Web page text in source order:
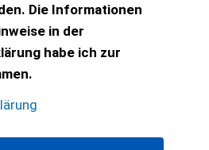
Die Informationen
in der
habe ich zur